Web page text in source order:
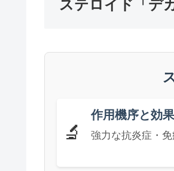
ステロイド「デ
🔬
作用機序と効果
強力な抗炎症・